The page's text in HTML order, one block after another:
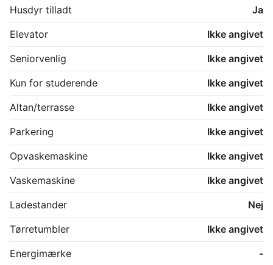
Husdyr tilladt
Ja
Elevator
Ikke angivet
Seniorvenlig
Ikke angivet
Kun for studerende
Ikke angivet
Altan/terrasse
Ikke angivet
Parkering
Ikke angivet
Opvaskemaskine
Ikke angivet
Vaskemaskine
Ikke angivet
Ladestander
Nej
Tørretumbler
Ikke angivet
Energimærke
-